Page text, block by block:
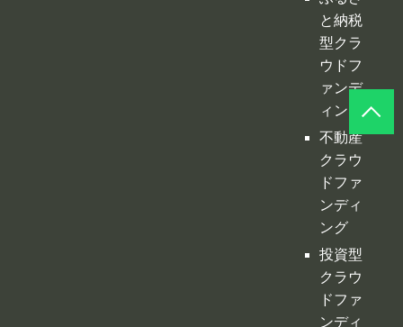
ウドフ
ァンデ
ィング
不動産
クラウ
ドファ
ンディ
ング
投資型
クラウ
ドファ
ンディ
ング